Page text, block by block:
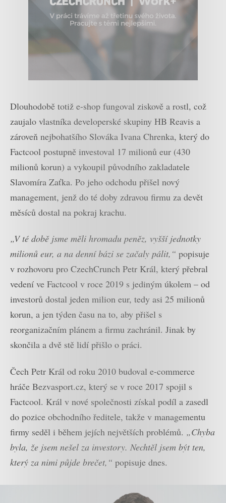
Dlouhodobě totiž e-shop fungoval ziskově a rostl, což
zaujalo vlastníka developerské skupiny HB Reavis a
zároveň nejbohatšího Slováka Ivana Chrenka, který do
Factcool postupně investoval 17 milionů eur (430
milionů korun) a vykoupil původního zakladatele
Slavomíra Zaťka. Po jeho odchodu přišel nový
management, jenž do té doby zdravou firmu za devět
měsíců dostal na pokraj krachu.
„V té době jsme měli hromadu peněz, vyšší jednotky
milionů eur, a na denní bázi se začaly pálit,“ popisuje
v rozhovoru pro CzechCrunch Petr Král, který přebral
vedení ve Factcool v roce 2019 s jediným úkolem – od
investorů dostal jeden milion eur, tedy asi 25 milionů
korun, a jen týden času na to, aby přišel s
reorganizačním plánem a firmu zachránil. Jinak by
skončila a dvě stě lidí přišlo o práci.
Čech Petr Král od roku 2010 budoval e-commerce
hráče Bezvasport.cz, který se v roce 2017 spojil s
Factcool. Král v nové společnosti získal podíl a zasedl
do pozice obchodního ředitele, takže v managementu
firmy seděl i během jejích největších problémů. „Chyba
byla, že jsem nešel za investory. Nechtěl jsem být ten,
který za nimi půjde brečet,“ popisuje dnes.